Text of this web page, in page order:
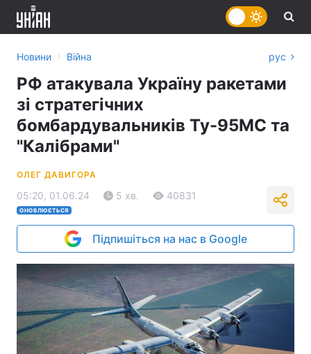
Новини › Війна рус
РФ атакувала Україну ракетами
зі стратегічних
бомбардувальників Ту-95МС та
"Калібрами"
ОЛЕГ ДАВИГОРА
05:20, 01.06.24 5 хв. 40831
ОНОВЛЮЄТЬСЯ
Підпишіться на нас в Google